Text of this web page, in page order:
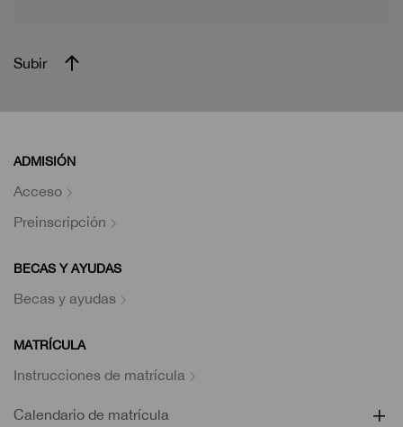
Subir
ADMISIÓN
Acceso
Preinscripción
BECAS Y AYUDAS
Becas y ayudas
MATRÍCULA
Instrucciones de matrícula
Calendario de matrícula